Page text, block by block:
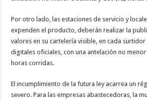
Por otro lado, las estaciones de servicio y
expenden el producto, deberán realizar la
valores en su cartelería visible, en cada surtidor
digitales oficiales, con una antelación no menor
horas corridas.
El incumplimiento de la futura ley acarrea un
severo. Para las empresas abastecedoras, la